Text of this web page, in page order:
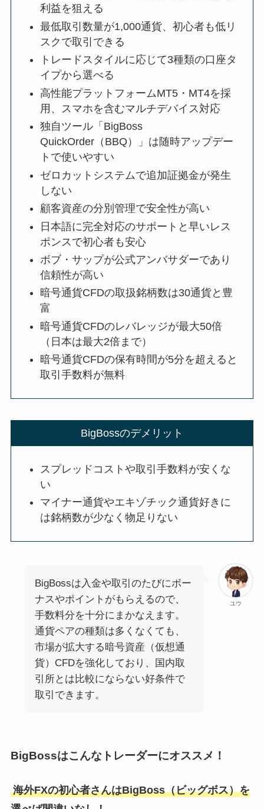
利益を狙える
最低取引数量が1,000通貨、初心者も低リ
スクで取引できる
トレードスタイルに応じて3種類の口座タ
イプから選べる
高性能プラットフォームMT5・MT4を採
用、スマホを含むマルチデバイス対応
独自ツール「BigBoss
QuickOrder（BBQ）」は随時アップデー
トで使いやすい
ゼロカットシステムで追加証拠金が発生
しない
顧客資産の分別管理で安全性が高い
日本語に完全対応のサポートと早いレス
ポンスで初心者も安心
ボブ・サップが公式アンバサダーであり
信頼性が高い
暗号通貨CFDの取扱銘柄数は30通貨と豊
富
暗号通貨CFDのレバレッジが最大50倍
（日本は最大2倍まで）
暗号通貨CFDの保有時間が5分を超えると
取引手数料が無料
BigBossのデメリット
スプレッドコストや取引手数料が安くな
い
マイナー通貨やエキゾチック通貨好きに
は銘柄数が少なく物足りない
ユウ
BigBossは入金や取引のたびにボー
ナスやポイントがもらえるので、
手数料分を十分にまかなえます。
通貨ペアの種類は多くなくても、
市場が拡大する暗号資産（仮想通
貨）CFDを強化しており、国内取
引所とは比較にならない好条件で
取引できます。
BigBossはこんなトレーダーにオススメ！
海外FXの初心者さんはBigBoss（ビッグボス）を